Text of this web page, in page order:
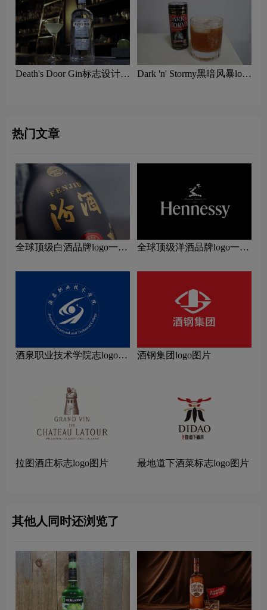
Death's Door Gin标志设计含
Dark 'n' Stormy黑暗风暴logo
热门文章
全球顶级白酒品牌logo一
全球顶级洋酒品牌logo一
酒泉职业技术学院志logo图
酒钢集团logo图片
拉图酒庄标志logo图片 最地道下酒菜标志logo图片
其他人同时还浏览了